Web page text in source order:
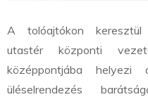
A tolóajtókon keresztül
utastér központi
középpontjába
üléselrendezés